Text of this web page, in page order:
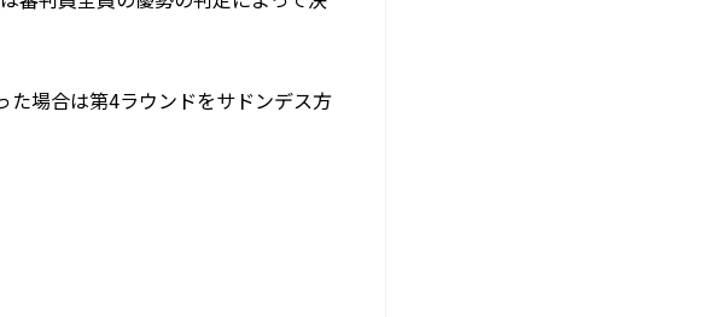
場合は第4ラウンドをサドンデス方